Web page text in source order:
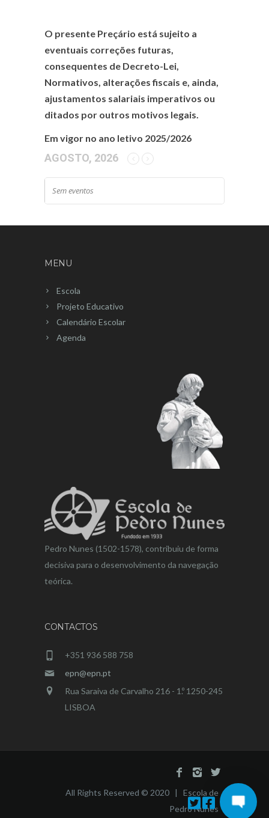
O presente Preçário está sujeito a
eventuais correções futuras,
consequentes de Decreto-Lei,
Normativos, alterações fiscais e, ainda,
ajustamentos salariais imperativos ou
ditados por outros motivos legais.
Em vigor no ano letivo 2025/2026
AGOSTO, 2026
Sem eventos
MENU
Escola
Projeto Educativo
Calendário Escolar
Agenda
Pedro Nunes (1502-1578), contribuiu de forma
decisiva para o desenvolvimento da navegação
teórica.
CONTACTOS
+351 936 588 758
epn@epn.pt
Rua Saraiva de Carvalho 216 - 1.º 1250-245
LISBOA
All Rights Reserved © 2020 | Escola de
Pedro Nunes